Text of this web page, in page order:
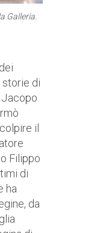
Galleria.
di
Jacopo
il
Filippo
di
ha
da